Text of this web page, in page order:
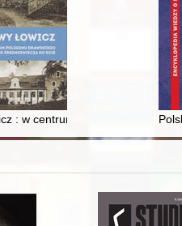
: w centrum poligonu